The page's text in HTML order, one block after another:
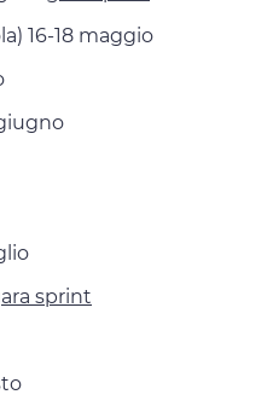
16-18 maggio
sprint